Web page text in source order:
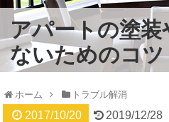
アパートの塗
ないためのコ
ホーム トラブル解消
2017/10/20 2019/12/28